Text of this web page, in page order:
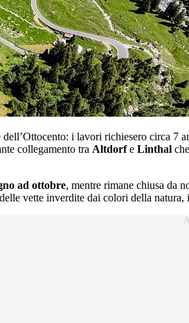
i lavori richiesero circa 7
collegamento tra Altdorfe Linthal
ad ottobre, mentre rimane chiusa da
vette inverdite dai colori della natura,